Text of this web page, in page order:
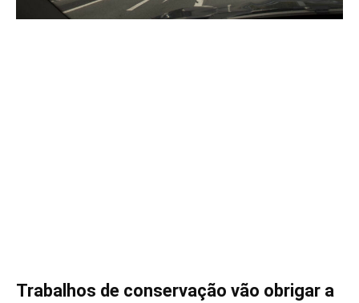
Trabalhos de conservação vão obrigar a